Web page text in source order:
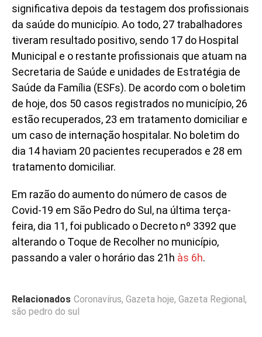
significativa depois da testagem dos profissionais
da saúde do município. Ao todo, 27 trabalhadores
tiveram resultado positivo, sendo 17 do Hospital
Municipal e o restante profissionais que atuam na
Secretaria de Saúde e unidades de Estratégia de
Saúde da Família (ESFs). De acordo com o boletim
de hoje, dos 50 casos registrados no município, 26
estão recuperados, 23 em tratamento domiciliar e
um caso de internação hospitalar. No boletim do
dia 14 haviam 20 pacientes recuperados e 28 em
tratamento domiciliar.
Em razão do aumento do número de casos de
Covid-19 em São Pedro do Sul, na última terça-
feira, dia 11, foi publicado o Decreto nº 3392 que
alterando o Toque de Recolher no município,
passando a valer o horário das 21h às 6h.
Relacionados Coronavírus, Gazeta hoje, Gazeta Regional ,
são pedro do sul